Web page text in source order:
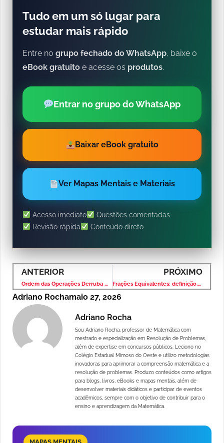
Tudo em um só lugar para
estudar mais rápido
Entre no grupo fechado do WhatsApp, baixe o
eBook gratuito e acesse os produtos.
Entrar no grupo do WhatsApp
Baixar eBook gratuito
Ver Mapas Mentais e Materiais
Acesso imediato
Questões comentadas
Revisão rápida
Conteúdo direto
ANTERIOR
Ordem das Operações Derruba Muita Gente
PRÓXIMO
Frações Equivalentes: definição, simplificação e exercícios resolvidos
Adriano Rochamaio 27, 2026
Adriano Rocha
Sou Adriano Rocha, professor de Matemática com
mestrado e especialização em Resolução de Problemas,
além de expertise em concursos públicos. Leciono no
Colégio Estadual Mimoso do Oeste e utilizo metodologias
inovadoras para aprimorar a compreensão matemática e a
resolução de problemas. Produzo conteúdos como artigos
para blogs, livros, eBooks e mapas mentais, além de
desenvolver materiais didáticos e participar de eventos
acadêmicos, sempre com o objetivo de contribuir para o
ensino e aprendizagem da Matemática.